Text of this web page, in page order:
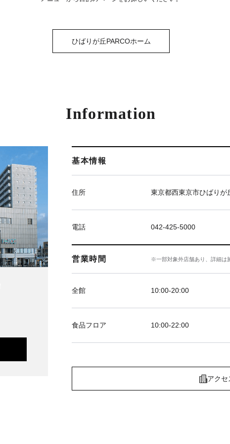
ひばりが丘PARCOホーム
Information
基本情報
住所 東京都西東京市ひばりが
電話 042-425-5000
営業時間 ※一部対象外店舗あり、詳細は
全館 10:00-20:00
食品フロア 10:00-22:00
アクセ